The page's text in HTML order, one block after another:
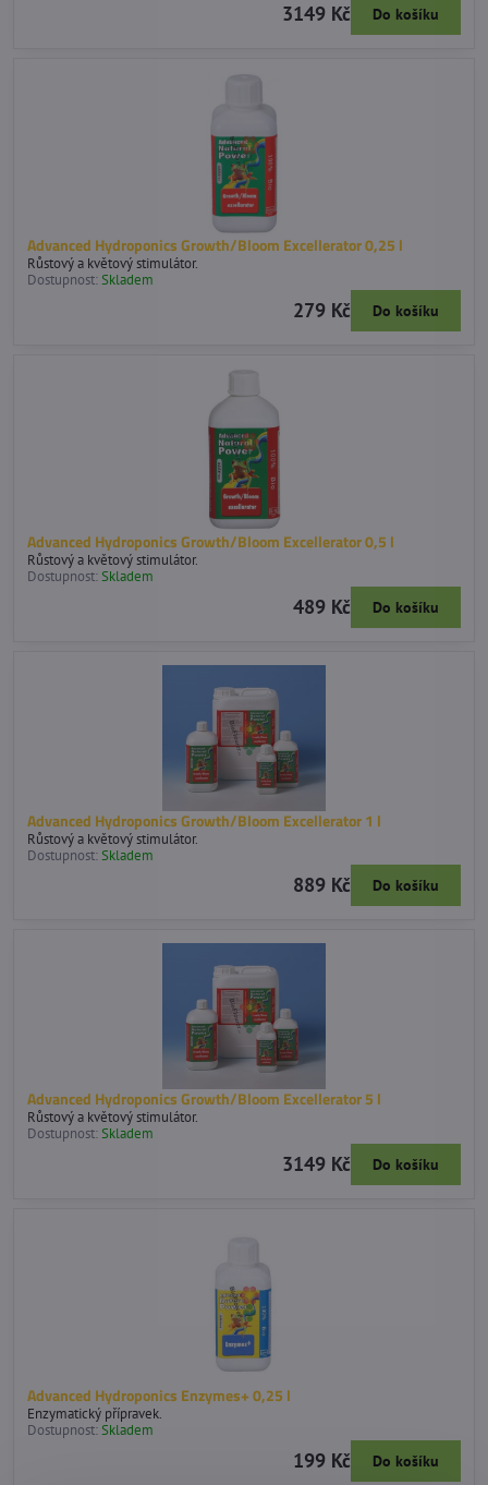
3149 Kč Do košíku
Advanced Hydroponics Growth/Bloom Excellerator 0,25 l
Růstový a květový stimulátor.
Dostupnost:Skladem
279 Kč Do košíku
Advanced Hydroponics Growth/Bloom Excellerator 0,5 l
Růstový a květový stimulátor.
Dostupnost:Skladem
489 Kč Do košíku
Advanced Hydroponics Growth/Bloom Excellerator 1 l
Růstový a květový stimulátor.
Dostupnost:Skladem
889 Kč Do košíku
Advanced Hydroponics Growth/Bloom Excellerator 5 l
Růstový a květový stimulátor.
Dostupnost:Skladem
3149 Kč Do košíku
Advanced Hydroponics Enzymes+ 0,25 l
Enzymatický přípravek.
Dostupnost:Skladem
199 Kč Do košíku